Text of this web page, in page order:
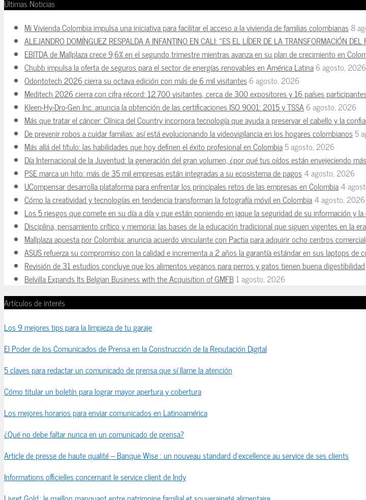
Últimas Noticias
Mi Vivienda Colombia impulsa una iniciativa para facilitar el acceso a la vivienda de familias colombianas8
ALEJANDRO DOMÍNGUEZ RESPALDA A INFANTINO EN CALI: «ES EL LÍDER DE LA TRANSFORMACIÓN DEL
EBITDA de Mallplaza crece 9,6% en el segundo trimestre mientras avanza en su plan de crecimiento en
Chubb impulsa la oferta de seguros para el sector de energías renovables en América Latina6 agosto, 2026
Odontotech 2026 cierra su octava edición con más de 6 mil visitantes6 agosto, 2026
Meditech 2026 cierra con cifra récord: 12.700 visitantes, cerca de 300 expositores y 16 países
Kleen-Hy-Dro-Gen Inc. anuncia la obtención de las certificaciones ISO 9001: 2015 y TSSA6 agosto, 2026
Más que tratar el cáncer: Clínica del Country incorpora tecnología que ayuda a preservar el cabello y la
De prevenir robos a cuidar familias: así está evolucionando la videovigilancia en los hogares colombianos5
Más allá del título: las habilidades que hoy definen el éxito profesional en Colombia5 agosto, 2026
Día Internacional de la Juventud: la generación del gran volumen, ¿por qué tus oídos están envejeciendo
PSE marca un hito: más de 35 mil empresas están integradas a su ecosistema de pagos4 agosto, 2026
UCompensar desarrolla plataforma para enfrentar los principales retos de las empresas en Colombia4
Cómo la creatividad y tecnologías en tendencia transforman la fotografía móvil en Colombia4 agosto, 2026
Los 5 riesgos que comete en su día a día y que están poniendo en jaque la seguridad de su información y
Disciplina, pensamiento crítico y memoria: las bases de la educación tradicional que siguen vigentes en la
Mallplaza apuesta por Colombia: anuncia acuerdo vinculante con Pactia para adquirir ocho centros
ASUS refuerza su compromiso con la calidad e incrementa a 2 años la garantía estándar en sus laptops de
Revisión de 31 estudios concluye que los alimentos veganos para perros y gatos tienen buena digestibilidad
Belvilla Expands Its Belgian Business with the Acquisition of GMFB1 agosto, 2026
Artículos de interés
Los 9 mejores tips para la limpieza de tu garaje
El Poder de los Comunicados de Prensa en la Construcción de la Reputación Digital
5 claves para redactar un comunicado de prensa que sí llame la atención
Cómo titular un boletín para lograr mayor apertura y cobertura
Los mejores horarios para enviar comunicados en Latinoamérica
¿Qué no debe faltar nunca en un comunicado de prensa?
Article de presse de haute qualité – Banque Wise : un nouveau standard d’excellence au service de ses clients
Informations officielles concernant le service client de Indy